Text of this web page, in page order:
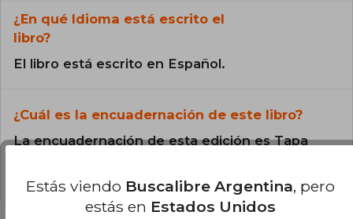
¿En qué Idioma está escrito el
libro?
El libro está escrito en Español.
¿Cuál es la encuadernación de este libro?
La encuadernación de esta edición es Tapa
Estás viendo Buscalibre Argentina, pero
estás en Estados Unidos